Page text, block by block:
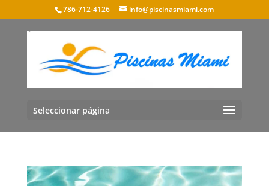
786-712-4126 info@piscinasmiami.com
Seleccionar página